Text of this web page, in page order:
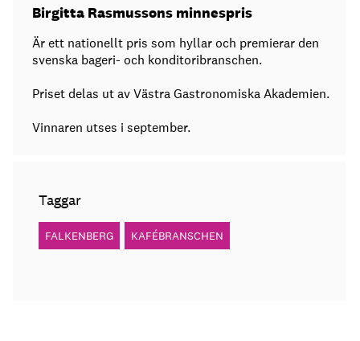
Birgitta Rasmussons minnespris
Är ett nationellt pris som hyllar och premierar den
svenska bageri- och konditoribranschen.
Priset delas ut av Västra Gastronomiska Akademien.
Vinnaren utses i september.
Taggar
FALKENBERG KAFÉBRANSCHEN